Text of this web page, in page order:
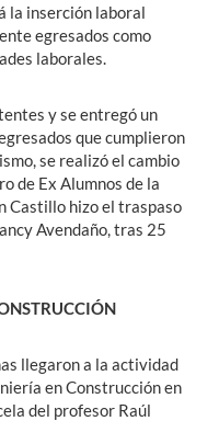
la inserción laboral
egresados como
laborales.
y se entregó un
que cumplieron
se realizó el cambio
de Ex Alumnos de la
Castillo hizo el traspaso
Avendaño, tras 25
llegaron a la actividad
en Construcción en
del profesor Raúl